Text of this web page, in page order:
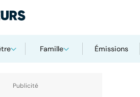
Famille Émissions